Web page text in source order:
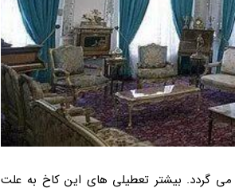
می گردد. بیشتر تعطیلی های این کاخ به علت